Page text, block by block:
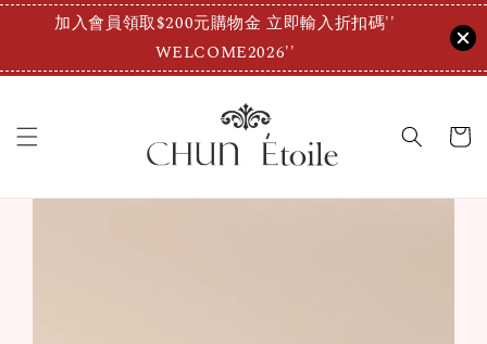
加入會員領取$200元購物金 立即輸入折扣碼''
WELCOME2026''